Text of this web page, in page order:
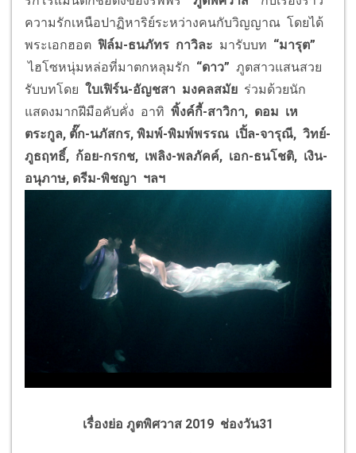
ความรักเหนือปาฏิหาริย์ระหว่างคนกับวิญญาณ โดยได้
พระเอกฮอต ฟิล์ม-ธนภัทร กาวิละ มารับบท “มารุต”
ไฮโซหนุ่มหล่อที่มาตกหลุมรัก “ดาว” ภูตสาวแสนสวย
รับบทโดย ใบเฟิร์น-อัญชสา มงคลสมัย ร่วมด้วยนัก
แสดงมากฝีมือคับคั่ง อาทิ พิ้งค์กี้-สาวิกา, ดอม เห
ตระกูล, ตั๊ก-นภัสกร, พิมพ์-พิมพ์พรรณ เปิ้ล-จารุณี, วิทย์-
ภูธฤทธิ์, ก้อย-กรกช, เพลิง-พลภัคค์, เอก-ธนโชติ, เงิน-
อนุภาษ, ดรีม-พิชญา ฯลฯ
เรื่องย่อ ภูตพิศวาส 2019 ช่องวัน31